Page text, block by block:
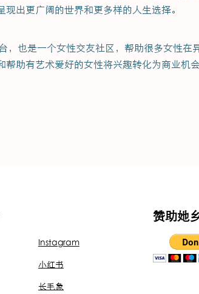
出更广阔的世界和更多样的人生选择。
也是一个女性交友社区，帮助很多女性在
助有艺术爱好的女性将兴趣转化为商业机会
Instagram
小红书
长毛象
赞助她